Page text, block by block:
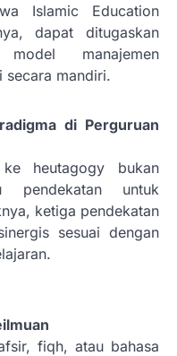
Islamic Education
dapat ditugaskan
model manajemen
secara mandiri.
di Perguruan
heutagogy bukan
pendekatan untuk
ketiga pendekatan
sesuai dengan
fiqh, atau bahasa